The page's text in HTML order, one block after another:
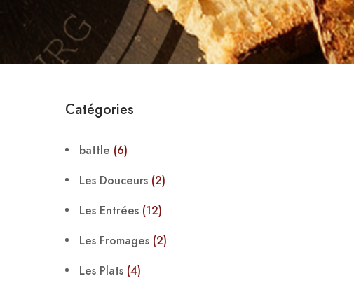
Catégories
battle (6)
Les Douceurs (2)
Les Entrées (12)
Les Fromages (2)
Les Plats (4)